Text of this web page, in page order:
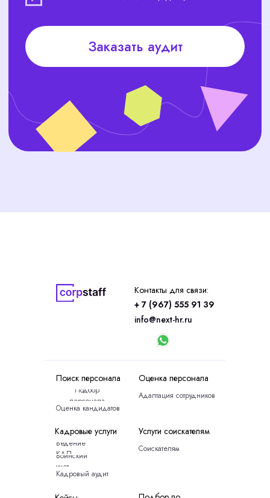
+ 7 (967) 555 91 39
Услуги соискателям
Кадровые услуги
Оценка персонала
Поиск персонала
info@next-hr.ru
Контакты для связи:
Воинский
учет
Кадровый аудит
Ведение
КДП
Соискателям
Адаптация сотрудников
Оценка кандидатов
Подбор
персонала